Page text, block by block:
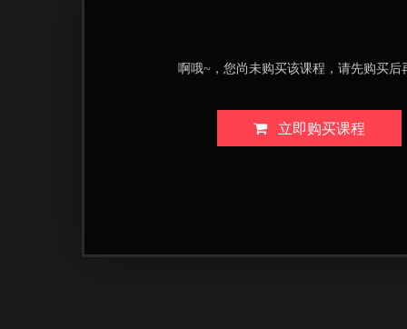
啊哦~，您尚未购买该课程，请先购买后
立即购买课程